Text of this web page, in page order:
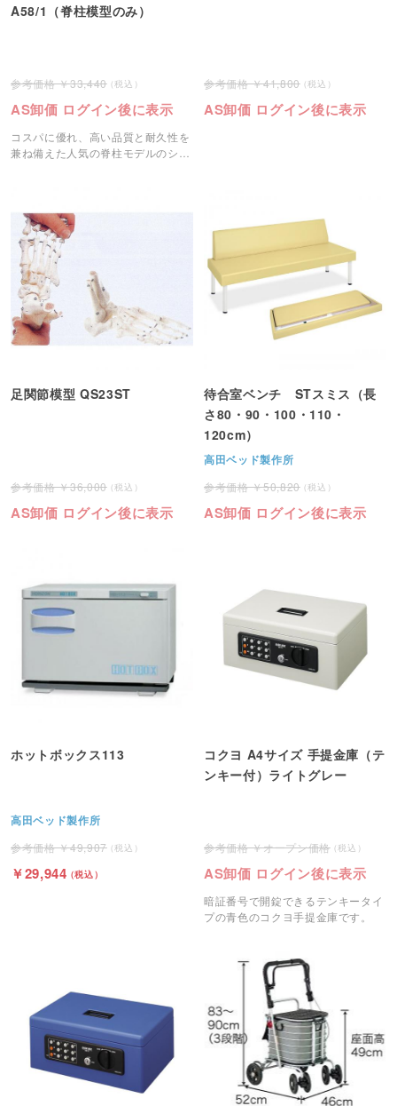
A58/1（脊柱模型のみ）
33,440
AS卸価 ログイン後に表示
コスパに優れ、高い品質と耐久性を
兼ね備えた人気の脊柱モデルのシリ
41,800
AS卸価 ログイン後に表示
足関節模型 QS23ST
36,000
AS卸価 ログイン後に表示
待合室ベンチ STスミス（長
さ80・90・100・110・
120cm）
高田ベッド製作所
50,820
AS卸価 ログイン後に表示
ホットボックス113
高田ベッド製作所
49,907
29,944
コクヨ A4サイズ 手提金庫（テ
ンキー付）ライトグレー
オープン価格
AS卸価 ログイン後に表示
暗証番号で開錠できるテンキータイ
プの青色のコクヨ手提金庫です。